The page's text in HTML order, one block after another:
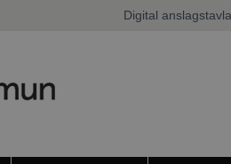
Digital anslagstavla